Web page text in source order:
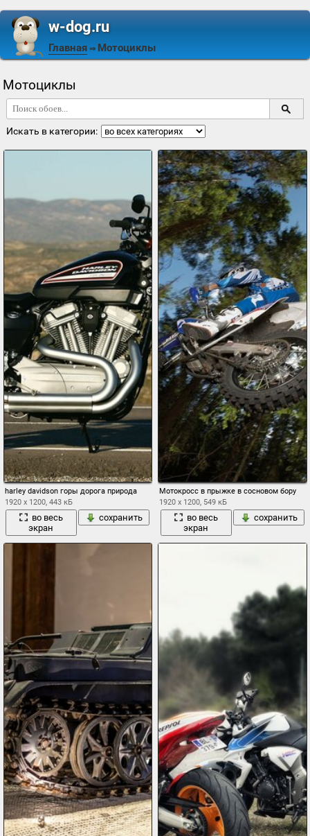
w-dog.ru
Главная ⇒ Мотоциклы
Мотоциклы
Искать в категории:
harley davidson горы дорога природа
1920 x 1200, 443 кБ
во весь
экран
сохранить
Мотокросс в прыжке в сосновом бору
1920 x 1200, 549 кБ
во весь
экран
сохранить